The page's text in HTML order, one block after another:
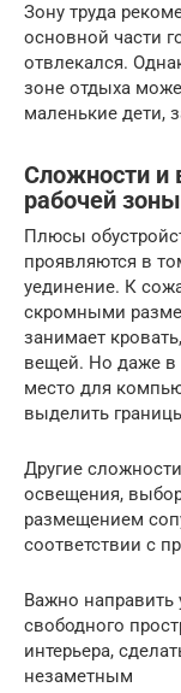
Зону труда
основной части
отвлекался.
зоне отдыха
маленькие дети,
Сложности и
рабочей
Плюсы
проявляются в
уединение. К
скромными
занимает
вещей. Но даже в
место для
выделить
Другие
освещения,
размещением
соответствии с
Важно направить
свободного
интерьера,
незаметным